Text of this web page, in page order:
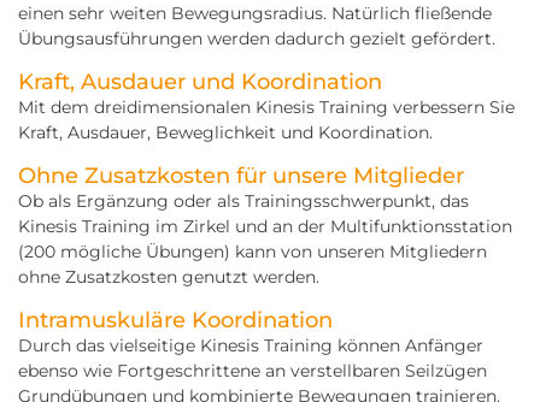
einen sehr weiten Bewegungsradius. Natürlich fließende
Übungsausführungen werden dadurch gezielt gefördert.
Kraft, Ausdauer und Koordination
Mit dem dreidimensionalen Kinesis Training verbessern Sie
Kraft, Ausdauer, Beweglichkeit und Koordination.
Ohne Zusatzkosten für unsere Mitglieder
Ob als Ergänzung oder als Trainingsschwerpunkt, das
Kinesis Training im Zirkel und an der Multifunktionsstation
(200 mögliche Übungen) kann von unseren Mitgliedern
ohne Zusatzkosten genutzt werden.
Intramuskuläre Koordination
Durch das vielseitige Kinesis Training können Anfänger
ebenso wie Fortgeschrittene an verstellbaren Seilzügen
Grundübungen und kombinierte Bewegungen trainieren.